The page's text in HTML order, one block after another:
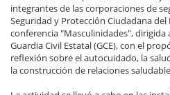
integrantes de las corporaciones de
Seguridad y Protección Ciudadana del
conferencia "Masculinidades",
Guardia Civil Estatal (GCE), con el
reflexión sobre el autocuidado, la
la construcción de relaciones